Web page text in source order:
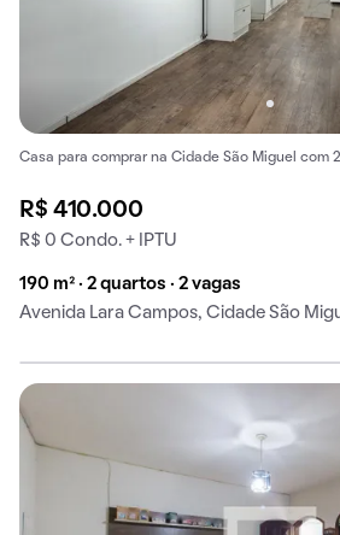
Casa para comprar na Cidade São Miguel com
R$ 410.000
R$ 0 Condo. + IPTU
190 m² · 2 quartos · 2 vagas
Avenida Lara Campos, Cidade São